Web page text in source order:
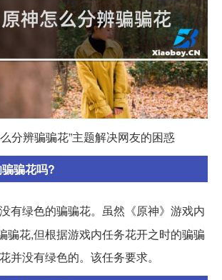
分辨骗骗花”主题解决网友的困惑
骗花吗?
有绿色的骗骗花。虽然《原神》游戏内
骗花,但根据游戏内任务花开之时的骗骗
并没有绿色的。该任务要求。